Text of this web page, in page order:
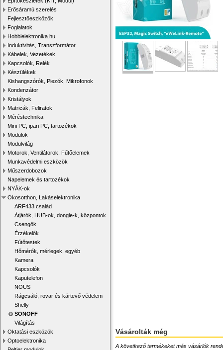
Erősáramú szerelés
Fejlesztőeszközök
Foglalatok
Hobbielektronika.hu
Induktivitás, Transzformátor
Kábelek, Vezetékek
Kapcsolók, Relék
Készülékek
Kishangszórók, Piezók, Mikrofonok
Kondenzátor
Kristályok
Matricák, Feliratok
Méréstechnika
Mini PC, ipari PC, tartozékok
Modulok
Modulvilág
Motorok, Ventilátorok, Fűtőelemek
Munkavédelmi eszközök
Műszerdobozok
Napelemek és tartozékok
NYÁK-ok
Okosotthon, Lakáselektronika
ARF433 család
Átjárók, HUB-ok, dongle-k, központok
Csengők
Érzékelők
Fűtőtestek
Hőmérők, mérlegek, egyéb
Kamera
Kapcsolók
Kaputelefon
NOUS
Rágcsáló, rovar és kártevő védelem
Shelly
SONOFF
Világítás
Oktatási eszközök
Optoelektronika
Vásárolták még
A következő termékeket más vásárlók